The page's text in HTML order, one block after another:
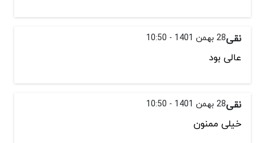
نقی28 بهمن 1401 - 10:50
عالی بود
نقی28 بهمن 1401 - 10:50
خیلی ممنون